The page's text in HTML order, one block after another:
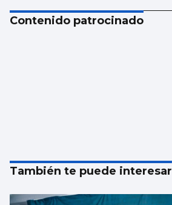
Contenido patrocinado
También te puede interesar